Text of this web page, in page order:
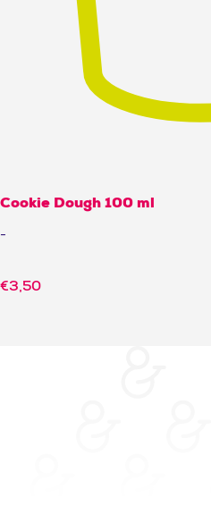
Cookie Dough 100 ml
-
€3,50